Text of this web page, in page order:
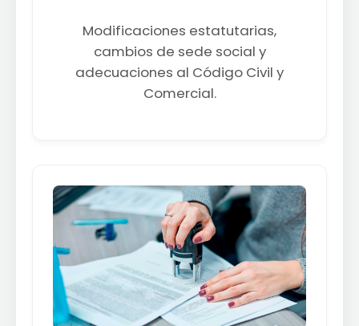
Modificaciones estatutarias,
cambios de sede social y
adecuaciones al Código Civil y
Comercial.